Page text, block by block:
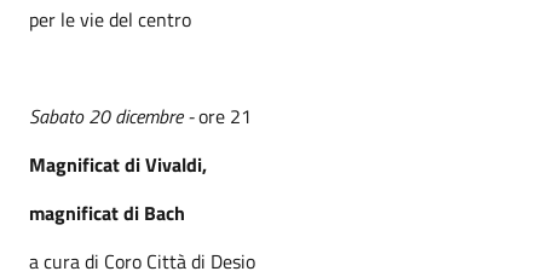
per le vie del centro
Sabato 20 dicembre -ore 21
Magnificat di Vivaldi,
magnificat di Bach
a cura di Coro Città di Desio